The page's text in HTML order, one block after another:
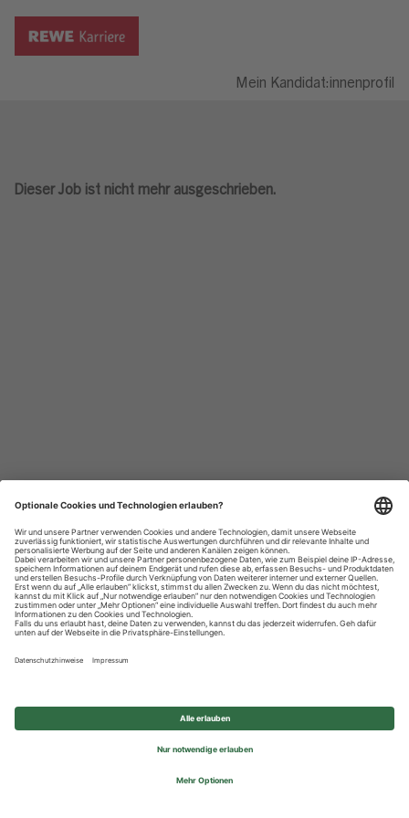
Mein Kandidat:innenprofil
Dieser Job ist nicht mehr ausgeschrieben.
Datenschutzhinweise
Impressum
Privatsphäre-Einstellungen
© 2026 REWE Group - All rights reserved